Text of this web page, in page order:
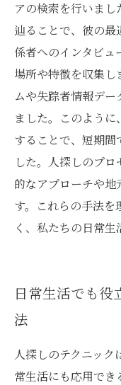
アの検索を行いま
辿ることで、彼の最
係者へのインタビ
場所や特徴を収集
ムや失踪者情報デ
ました。このよう
することで、短期間
した。人探しのプ
的なアプローチや
す。これらの手法を
く、私たちの日常生
日常生活でも役
法
人探しのテクニック
常生活にも応用でき